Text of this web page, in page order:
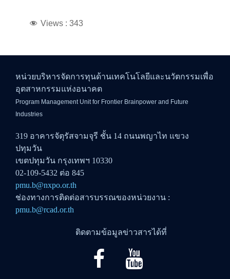
Views : 343
หน่วยบริหารจัดการทุนด้านเทคโนโลยีและนวัตกรรมเพื่อ
อุตสาหกรรมแห่งอนาคต
Program Management Unit for Frontier Brainpower and Future
Industries
319 อาคารจัตุรัสจามจุรี ชั้น 14 ถนนพญาไท แขวง
ปทุมวัน
เขตปทุมวัน กรุงเทพฯ 10330
02-109-5432 ต่อ 845
pmu.b@nxpo.or.th
ช่องทางการติดต่อสารบรรณของหน่วยงาน :
pmu.b@rcad.or.th
ติดตามข้อมูลข่าวสารได้ที่